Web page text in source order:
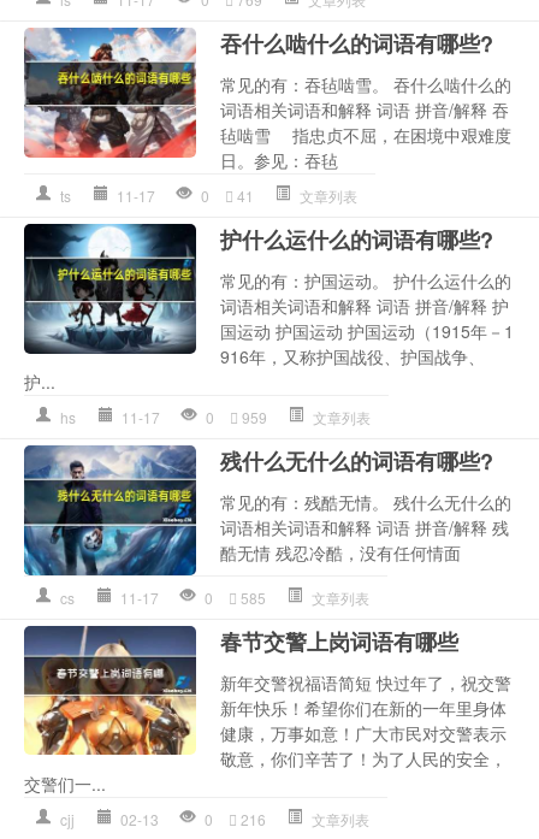
吞什么啮什么的词语有哪些?
常见的有：吞毡啮雪。 吞什么啮什么的
词语相关词语和解释 词语 拼音/解释 吞
毡啮雪 指忠贞不屈，在困境中艰难度
日。参见：吞毡
ts 11-17 0 41 文章列表
护什么运什么的词语有哪些?
常见的有：护国运动。 护什么运什么的
词语相关词语和解释 词语 拼音/解释 护
国运动 护国运动 护国运动（1915年－1
916年，又称护国战役、护国战争、
护...
hs 11-17 0 959 文章列表
残什么无什么的词语有哪些?
常见的有：残酷无情。 残什么无什么的
词语相关词语和解释 词语 拼音/解释 残
酷无情 残忍冷酷，没有任何情面
cs 11-17 0 585 文章列表
春节交警上岗词语有哪些
新年交警祝福语简短 快过年了，祝交警
新年快乐！希望你们在新的一年里身体
健康，万事如意！广大市民对交警表示
敬意，你们辛苦了！为了人民的安全，
交警们一...
cjj 02-13 0 216 文章列表